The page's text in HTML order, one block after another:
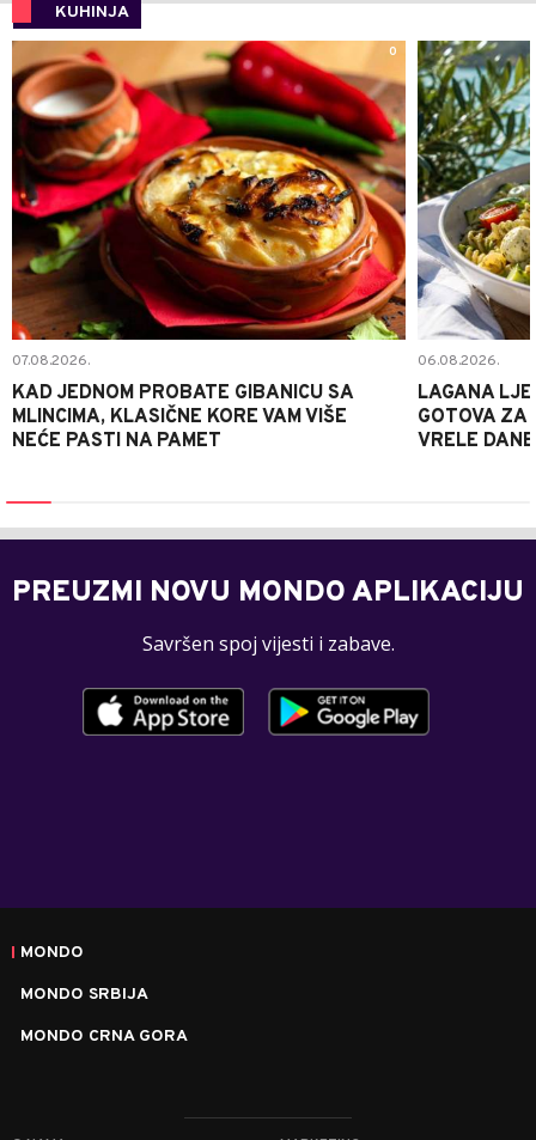
KUHINJA
0
07.08.2026.
KAD JEDNOM PROBATE GIBANICU SA
MLINCIMA, KLASIČNE KORE VAM VIŠE
NEĆE PASTI NA PAMET
06.08.2026.
LAGANA
GOTOVA ZA
VRELE DANE
PREUZMI NOVU MONDO APLIKACIJU
Savršen spoj vijesti i zabave.
MONDO
MONDO SRBIJA
MONDO CRNA GORA